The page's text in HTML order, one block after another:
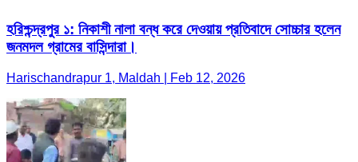
হরিশ্চন্দ্রপুর ১: নিকাশী নালা বন্ধ করে দেওয়ায় প্রতিবাদে সোচ্চার হলেন
জনমদল গ্রামের বাসিন্দারা।
Harischandrapur 1, Maldah | Feb 12, 2026